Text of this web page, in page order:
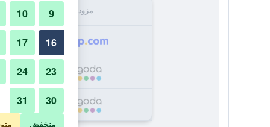
مزود 9
10
16
17
23
24
30
31
منخفض